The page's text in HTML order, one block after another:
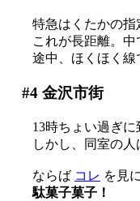
特急はくたかの指
これが長距離。中
途中、ほくほく
#4金沢市街
13時ちょい過ぎに
しかし、同室の
ならば コレ を見
駄菓子菓子！